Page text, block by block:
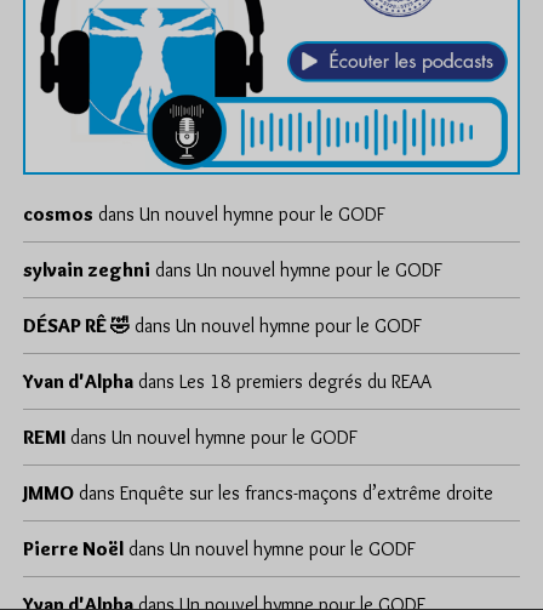
cosmos dans Un nouvel hymne pour le GODF
sylvain zeghni dans Un nouvel hymne pour le GODF
DÉSAP RÊ 🤣 dans Un nouvel hymne pour le GODF
Yvan d'Alpha dans Les 18 premiers degrés du REAA
REMI dans Un nouvel hymne pour le GODF
JMMO dans Enquête sur les francs-maçons d’extrême droite
Pierre Noël dans Un nouvel hymne pour le GODF
Yvan d'AlphadansUn nouvel hymne pour le GODF